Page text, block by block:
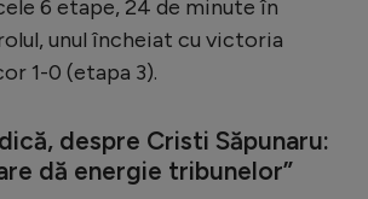
fotbalului
2024
6 etape, 24 de minute în
unul încheiat cu victoria
1-0 (etapa 3).
despre Cristi Săpunaru:
dă energie tribunelor”